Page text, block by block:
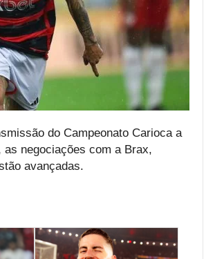
do Campeonato Carioca a
negociações com a Brax,
avançadas.